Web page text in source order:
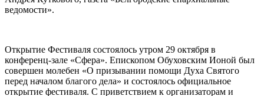
ведомости».
Открытие Фестиваля состоялось утром 29 октября в
конференц-зале «Сфера». Епископом Обуховским Ионой был
совершен молебен «О призывании помощи Духа Святого
перед началом благого дела» и состоялось официальное
открытие фестиваля. С приветствием к организаторам и